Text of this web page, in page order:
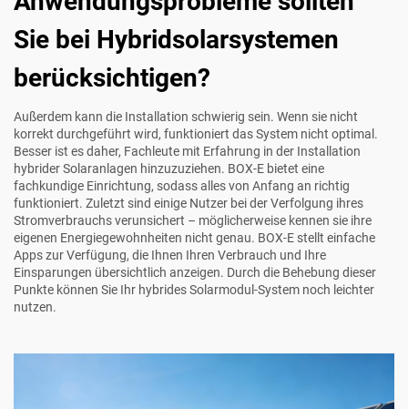
Sie bei Hybridsolarsystemen
berücksichtigen?
Außerdem kann die Installation schwierig sein. Wenn sie nicht
korrekt durchgeführt wird, funktioniert das System nicht optimal.
Besser ist es daher, Fachleute mit Erfahrung in der Installation
hybrider Solaranlagen hinzuzuziehen. BOX-E bietet eine
fachkundige Einrichtung, sodass alles von Anfang an richtig
funktioniert. Zuletzt sind einige Nutzer bei der Verfolgung ihres
Stromverbrauchs verunsichert – möglicherweise kennen sie ihre
eigenen Energiegewohnheiten nicht genau. BOX-E stellt einfache
Apps zur Verfügung, die Ihnen Ihren Verbrauch und Ihre
Einsparungen übersichtlich anzeigen. Durch die Behebung dieser
Punkte können Sie Ihr hybrides Solarmodul-System noch leichter
nutzen.